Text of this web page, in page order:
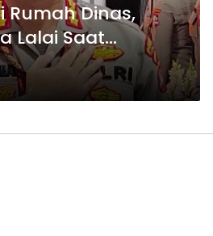
Rumah Dinas,
Lalai Saat